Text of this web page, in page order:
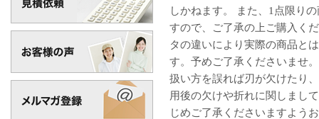
しかねます。 また、1点限り
すので、ご了承の上ご購入く
タの違いにより実際の商品と
す。 予めご了承くださいませ
扱い方を誤れば刃が欠けたり
用後の欠けや折れに関しまし
じめご了承くださいますよう